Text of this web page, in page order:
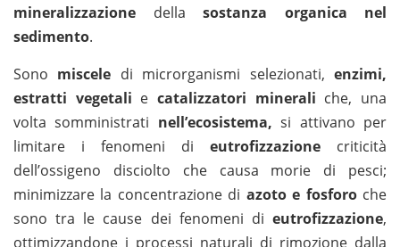
mineralizzazione della sostanza organica nel
sedimento.
Sono miscele di microrganismi selezionati,enzimi,
estratti vegetali ecatalizzatori minerali che, una
volta somministrati nell’ecosistema, si attivano per
limitare i fenomeni di eutrofizzazione criticità
dell’ossigeno disciolto che causa morie di pesci;
minimizzare la concentrazione di azoto e fosforoche
sono tra le cause dei fenomeni di eutrofizzazione,
ottimizzandone i processi naturali di rimozione dalla